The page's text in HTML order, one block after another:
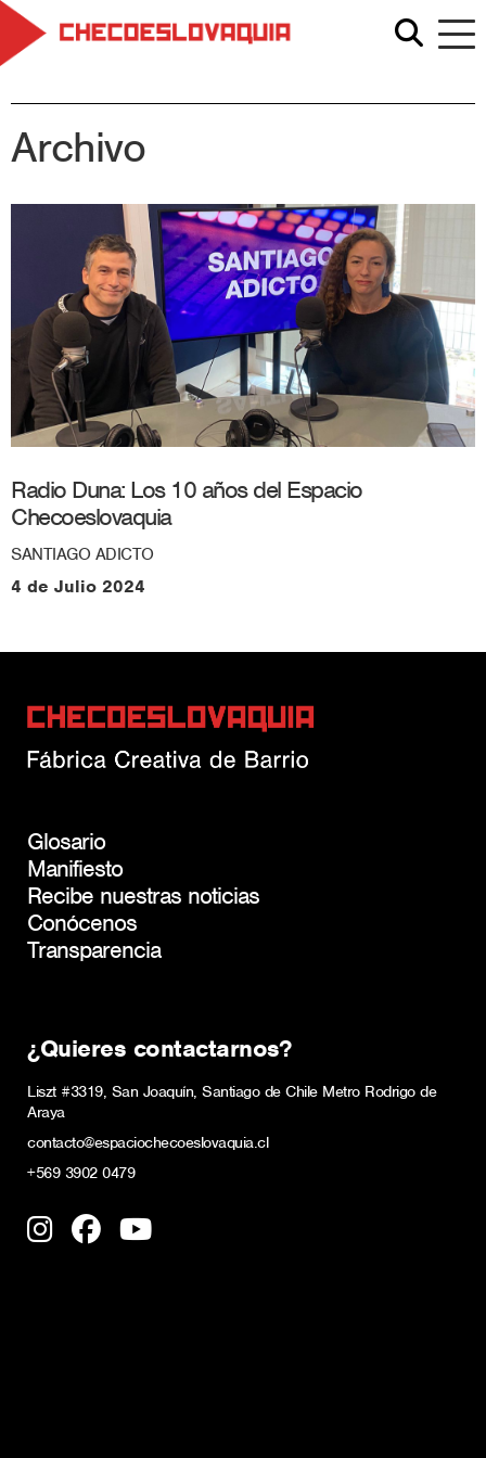
Archivo
Radio Duna: Los 10 años del Espacio
Checoeslovaquia
SANTIAGO ADICTO
4 de Julio 2024
Glosario
Manifiesto
Recibe nuestras noticias
Conócenos
Transparencia
¿Quieres contactarnos?
Liszt #3319, San Joaquín, Santiago de Chile Metro Rodrigo de
Araya
contacto@espaciochecoeslovaquia.cl
+569 3902 0479